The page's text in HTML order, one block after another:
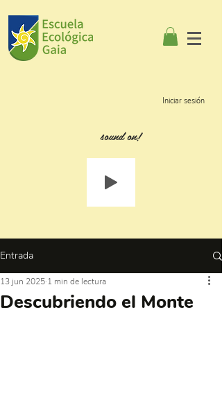
Iniciar sesión
sound on!
Entrada
Descubriendo el Monte
13 jun 2025 1 min de lectura